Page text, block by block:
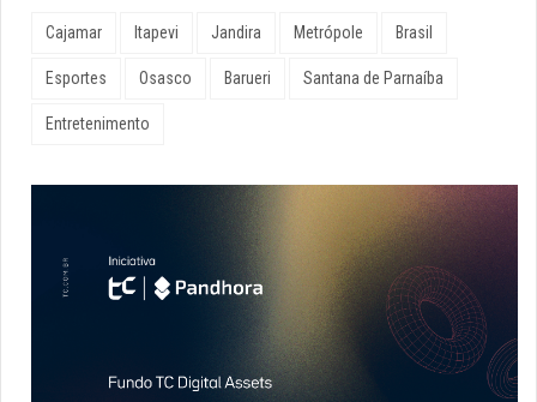
Cajamar Itapevi Jandira Metrópole Brasil
Esportes Osasco Barueri Santana de Parnaíba
Entretenimento